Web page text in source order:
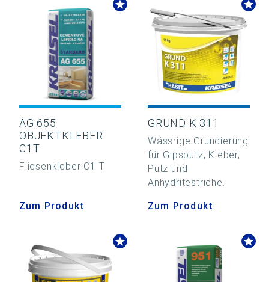
AG 655
OBJEKTKLEBER
C1T
Fliesenkleber C1 T
Zum Produkt
GRUND K 311
Wässrige Grundierung
für Gipsputz, Kleber,
Putz und
Anhydritestriche.
Zum Produkt